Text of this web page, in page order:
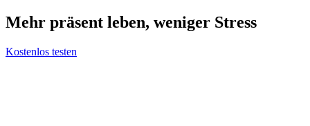
Mehr präsent leben, weniger Stress
Kostenlos testen